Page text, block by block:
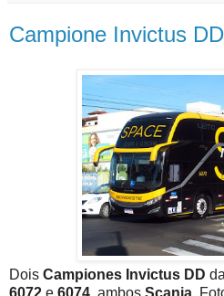
Campione Invictus
Dois Campiones Invictus DD da
6072 e 6074 , ambos Scania .